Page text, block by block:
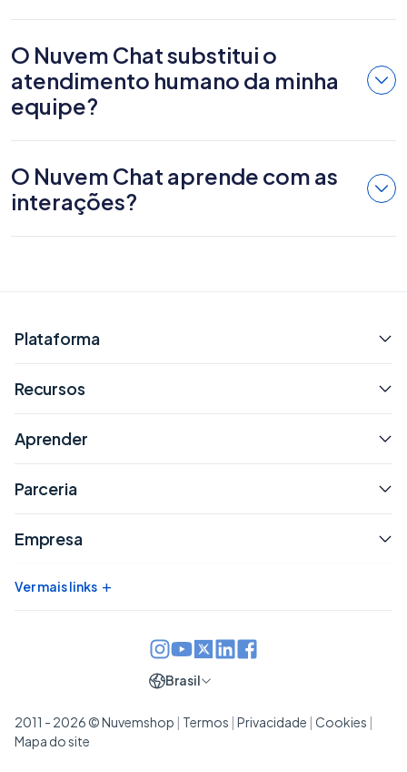
O Nuvem Chat substitui o
atendimento humano da minha
equipe?
O Nuvem Chat aprende com as
interações?
Plataforma
Recursos
Aprender
Parceria
Empresa
Ver mais links +
2011 - 2026 © Nuvemshop Termos Privacidade Cookies
Mapa do site
Brasil